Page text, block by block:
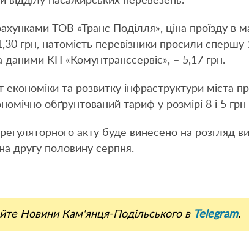
ТОВ «Транс Поділля», ціна проїзду в
грн, натомість перевізники просили
даними КП «Комунтранссервіс», – 5,17 грн.
та розвитку інфраструктури міста
обґрунтований тариф у розмірі 8 і 5 грн
акту буде винесено на розгляд
другу половину серпня.
Новини Кам'янця-Подільського в Telegram.